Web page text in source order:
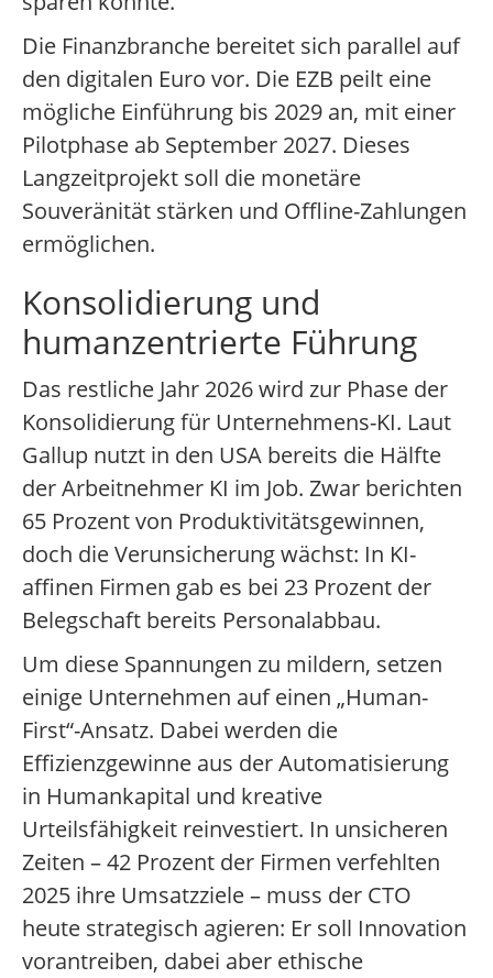
Die Finanzbranche bereitet sich parallel auf
den digitalen Euro vor. Die EZB peilt eine
mögliche Einführung bis 2029 an, mit einer
Pilotphase ab September 2027. Dieses
Langzeitprojekt soll die monetäre
Souveränität stärken und Offline-Zahlungen
ermöglichen.
Konsolidierung und
humanzentrierte Führung
Das restliche Jahr 2026 wird zur Phase der
Konsolidierung für Unternehmens-KI. Laut
Gallup nutzt in den USA bereits die Hälfte
der Arbeitnehmer KI im Job. Zwar berichten
65 Prozent von Produktivitätsgewinnen,
doch die Verunsicherung wächst: In KI-
affinen Firmen gab es bei 23 Prozent der
Belegschaft bereits Personalabbau.
Um diese Spannungen zu mildern, setzen
einige Unternehmen auf einen „Human-
First“-Ansatz. Dabei werden die
Effizienzgewinne aus der Automatisierung
in Humankapital und kreative
Urteilsfähigkeit reinvestiert. In unsicheren
Zeiten – 42 Prozent der Firmen verfehlten
2025 ihre Umsatzziele – muss der CTO
heute strategisch agieren: Er soll Innovation
vorantreiben, dabei aber ethische